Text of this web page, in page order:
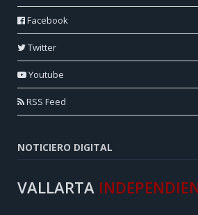
Facebook
Twitter
Youtube
RSS Feed
NOTICIERO DIGITAL
VALLARTA